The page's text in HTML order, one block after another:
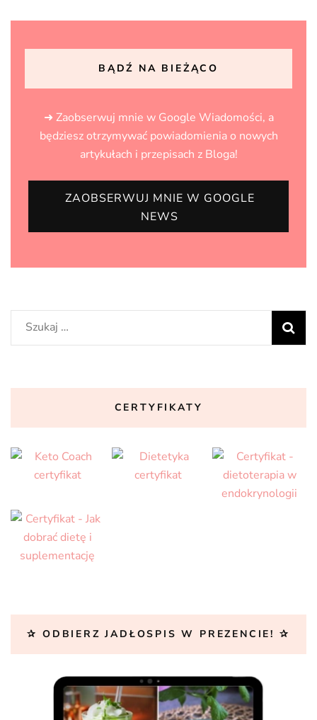
BĄDŹ NA BIEŻĄCO
➜ Zaobserwuj mnie w Google Wiadomości, a
będziesz otrzymywać powiadomienia o nowych
artykułach i przepisach z Bloga!
ZAOBSERWUJ MNIE W GOOGLE
NEWS
Szukaj:
CERTYFIKATY
✰ ODBIERZ JADŁOSPIS W PREZENCIE! ✰